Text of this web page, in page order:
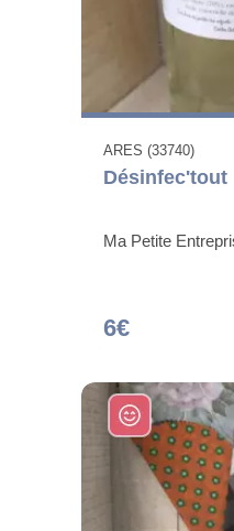
ARES (33740)
Désinfec'tout
Ma Petite
6€